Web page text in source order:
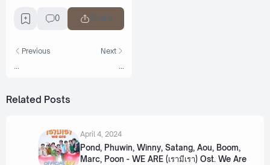
0 Share
Previous Next
Related Posts
April 4, 2024
Pond, Phuwin, Winny, Satang, Aou, Boom,
Marc, Poon - WE ARE (เรามีเรา) Ost. We Are